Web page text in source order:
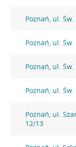
Poznań, ul.
Poznań, ul.
Poznań, ul.
Poznań, ul.
Poznań, ul.
12/13